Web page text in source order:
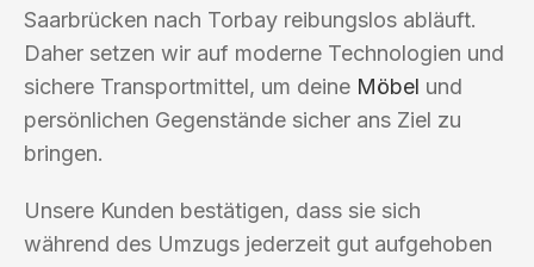
Saarbrücken nach Torbay reibungslos abläuft.
Daher setzen wir auf moderne Technologien und
sichere Transportmittel, um deine Möbel und
persönlichen Gegenstände sicher ans Ziel zu
bringen.
Unsere Kunden bestätigen, dass sie sich
während des Umzugs jederzeit gut aufgehoben